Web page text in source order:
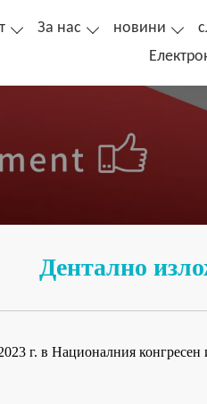
За нас новини
Дентално
г. в Националния